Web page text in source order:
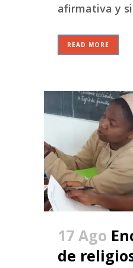
afirmativa y
READ MORE
17 Ago
de